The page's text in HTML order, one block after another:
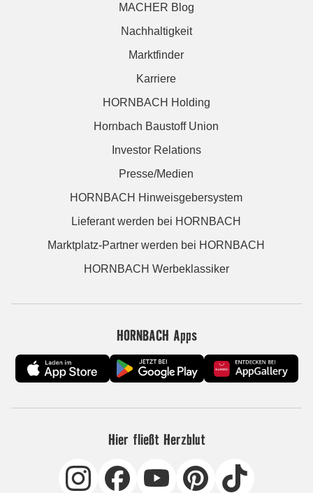
MACHER Blog
Nachhaltigkeit
Marktfinder
Karriere
HORNBACH Holding
Hornbach Baustoff Union
Investor Relations
Presse/Medien
HORNBACH Hinweisgebersystem
Lieferant werden bei HORNBACH
Marktplatz-Partner werden bei HORNBACH
HORNBACH Werbeklassiker
HORNBACH Apps
Hier fließt Herzblut